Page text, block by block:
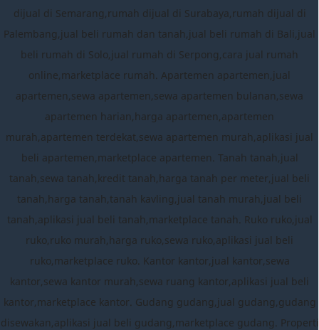
dijual di Semarang,rumah dijual di Surabaya,rumah dijual di
Palembang,jual beli rumah dan tanah,jual beli rumah di Bali,jual
beli rumah di Solo,jual rumah di Serpong,cara jual rumah
online,marketplace rumah. Apartemen apartemen,jual
apartemen,sewa apartemen,sewa apartemen bulanan,sewa
apartemen harian,harga apartemen,apartemen
murah,apartemen terdekat,sewa apartemen murah,aplikasi jual
beli apartemen,marketplace apartemen. Tanah tanah,jual
tanah,sewa tanah,kredit tanah,harga tanah per meter,jual beli
tanah,harga tanah,tanah kavling,jual tanah murah,jual beli
tanah,aplikasi jual beli tanah,marketplace tanah. Ruko ruko,jual
ruko,ruko murah,harga ruko,sewa ruko,aplikasi jual beli
ruko,marketplace ruko. Kantor kantor,jual kantor,sewa
kantor,sewa kantor murah,sewa ruang kantor,aplikasi jual beli
kantor,marketplace kantor. Gudang gudang,jual gudang,gudang
disewakan,aplikasi jual beli gudang,marketplace gudang. Properti